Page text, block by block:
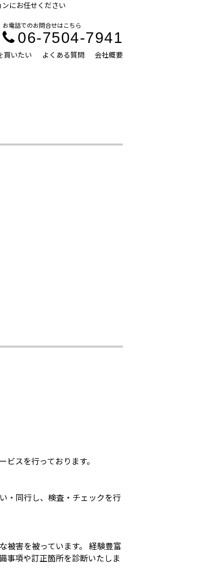
にお任せください
お電話でのお問合せはこちら
06-7504-7941
買いたい よくある質問 会社概要
スを行っております。
・同行し、検査・チェックを行
被害を被っています。 経験豊富
事項や訂正箇所を診断いたしま